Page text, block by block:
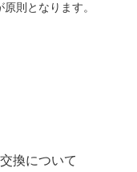
原則となります。
換について